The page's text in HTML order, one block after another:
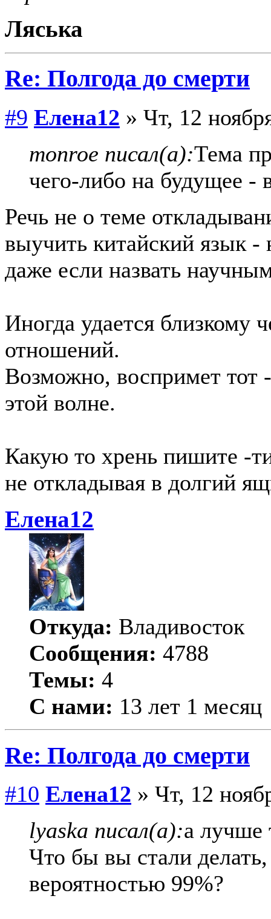
Ляська
Re: Полгода до смерти
#9 Елена12 » Чт, 12
monroe писал(а):Тема
чего-либо на будущее -
Речь не о теме
выучить китайский язык -
даже если назвать
Иногда удается близкому
отношений.
Возможно, воспримет тот
этой волне.
Какую то хрень пишите -
не откладывая в долгий
Елена12
Откуда: Владивосток
Сообщения: 4788
Темы: 4
С нами: 13 лет 1 месяц
Re: Полгода до смерти
#10 Елена12 » Чт, 12
lyaska писал(а):а лучше
Что бы вы стали
вероятностью 99%?